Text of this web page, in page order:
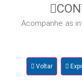
Acompanhe as
Voltar